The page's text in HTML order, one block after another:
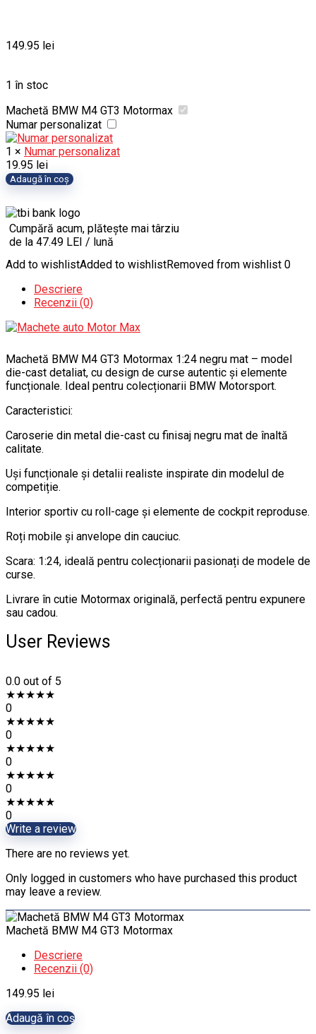
149.95 lei
1 în stoc
Machetă BMW M4 GT3 Motormax
Numar personalizat
1 × Numar personalizat
19.95 lei
Cantitate
BMW
M4
GT3
Motormax
Adaugă în coș
Cumpără acum, plătește mai târziu
de la 47.49 LEI / lună
Add to wishlistAdded to wishlistRemoved from wishlist 0
Descriere
Recenzii (0)
Machetă BMW M4 GT3 Motormax 1:24 negru mat – model
die-cast detaliat, cu design de curse autentic și elemente
funcționale. Ideal pentru colecționarii BMW Motorsport.
Caracteristici:
Caroserie din metal die-cast cu finisaj negru mat de înaltă
calitate.
Uși funcționale și detalii realiste inspirate din modelul de
competiție.
Interior sportiv cu roll-cage și elemente de cockpit reproduse.
Roți mobile și anvelope din cauciuc.
Scara: 1:24, ideală pentru colecționarii pasionați de modele de
curse.
Livrare în cutie Motormax originală, perfectă pentru expunere
sau cadou.
User Reviews
0.0 out of 5
★★★★★
0
★★★★★
0
★★★★★
0
★★★★★
0
★★★★★
0
Write a review
There are no reviews yet.
Only logged in customers who have purchased this product
may leave a review.
Machetă BMW M4 GT3 Motormax
Descriere
Recenzii (0)
149.95 lei
Adaugă în coș